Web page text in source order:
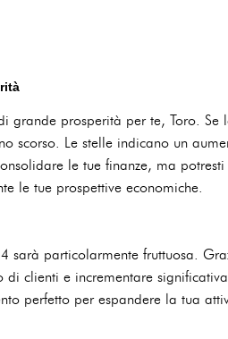
grande prosperità per te, Toro.
scorso. Le stelle indicano un
le tue finanze, ma
le tue prospettive economiche.
sarà particolarmente fruttuosa.
clienti e incrementare
perfetto per espandere la tua